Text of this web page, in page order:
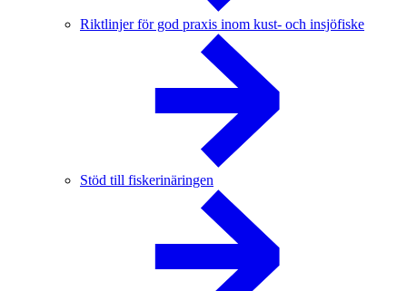
Riktlinjer för god praxis inom kust- och insjöfiske
Stöd till fiskerinäringen